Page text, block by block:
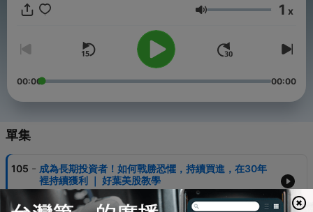
2、可用Wise零手續費出入金，所有券商中成本最低。
感兴趣的朋友點擊此链接查看细节：https://betterleaf.cc/IBKR4
【Wise跨國轉賬平台】全網最低匯率邀請鏈接👉：
「免費報名」投資公開課：
「免費下載」財富自由模擬器：https://betterleaf.cc/freedom-
tool
Powered by Firstory Hosting
音量 1 x
00:00 00:00
單集
105 - 成為長期投資者！如何戰勝恐懼，持續買進，在30年
裡持續獲利 ｜ 好葉美股教學